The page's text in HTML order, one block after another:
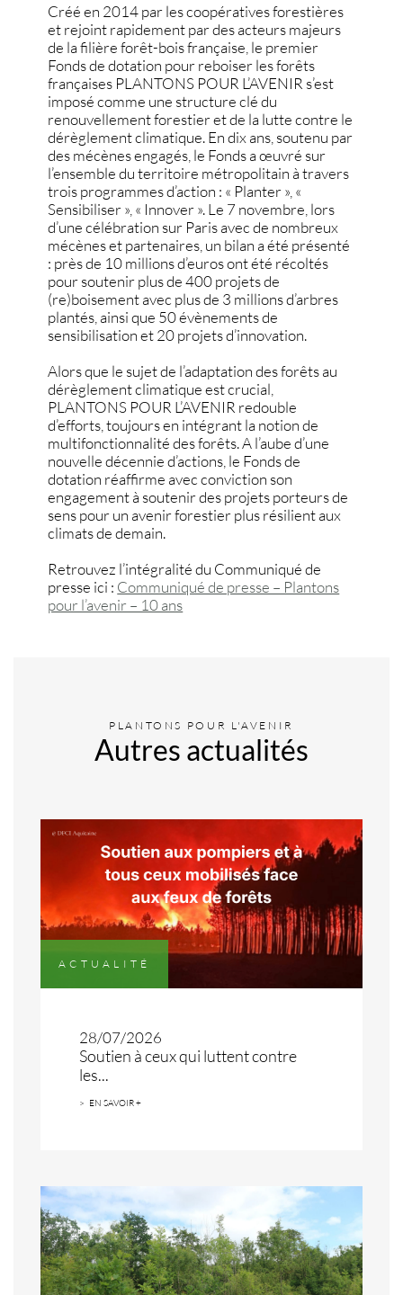
Créé en 2014 par les coopératives forestières
et rejoint rapidement par des acteurs majeurs
de la filière forêt-bois française, le premier
Fonds de dotation pour reboiser les forêts
françaises PLANTONS POUR L’AVENIR s’est
imposé comme une structure clé du
renouvellement forestier et de la lutte contre le
dérèglement climatique. En dix ans, soutenu par
des mécènes engagés, le Fonds a œuvré sur
l’ensemble du territoire métropolitain à travers
trois programmes d’action : « Planter », «
Sensibiliser », « Innover ». Le 7 novembre, lors
d’une célébration sur Paris avec de nombreux
mécènes et partenaires, un bilan a été présenté
: près de 10 millions d’euros ont été récoltés
pour soutenir plus de 400 projets de
(re)boisement avec plus de 3 millions d’arbres
plantés, ainsi que 50 évènements de
sensibilisation et 20 projets d’innovation.
Alors que le sujet de l’adaptation des forêts au
dérèglement climatique est crucial,
PLANTONS POUR L’AVENIR redouble
d’efforts, toujours en intégrant la notion de
multifonctionnalité des forêts. A l’aube d’une
nouvelle décennie d’actions, le Fonds de
dotation réaffirme avec conviction son
engagement à soutenir des projets porteurs de
sens pour un avenir forestier plus résilient aux
climats de demain.
Retrouvez l’intégralité du Communiqué de
presse ici : Communiqué de presse – Plantons
pour l’avenir – 10 ans
PLANTONS POUR L'AVENIR
Autres actualités
ACTUALITÉ
28/07/2026
Soutien à ceux qui luttent contre
les...
EN SAVOIR +